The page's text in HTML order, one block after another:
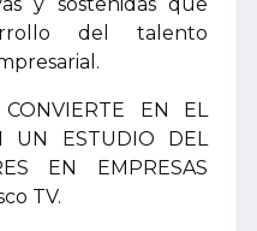
del talento
EN EL
UN ESTUDIO DEL
EN EMPRESAS
TV.